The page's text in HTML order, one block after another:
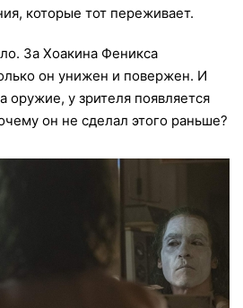
которые тот переживает.
За Хоакина Феникса
он унижен и повержен. И
оружие, у зрителя появляется
он не сделал этого раньше?